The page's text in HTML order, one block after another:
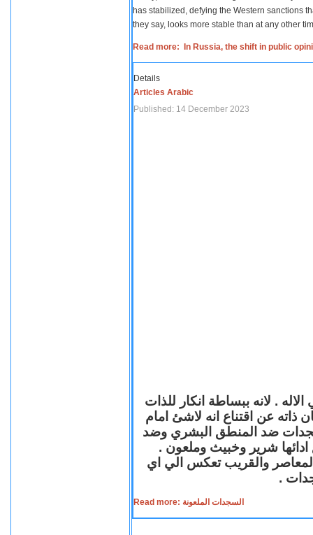
has stabilized, defying the Western sanctions
they say, looks more stable than at any other
Read more: In Russia, the shift in public
Details
Articles Arabic
Published: 14 December 2023
. لانه ببساطة انكار للذات
ذاته عن اقتناع انه لاشئ امام
ضد المنطق البشري وضد
ادائها شرير وخبيث وملعون .
المعاصر والقريب تعكس الي اي
.
Read more: السجدات الملعونة